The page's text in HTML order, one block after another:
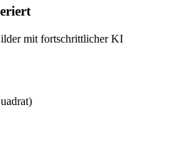
mit fortschrittlicher KI